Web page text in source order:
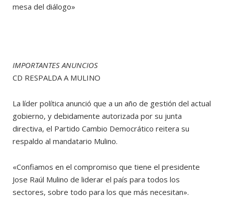
mesa del diálogo»
IMPORTANTES ANUNCIOS
CD RESPALDA A MULINO
La líder política anunció que a un año de gestión del actual
gobierno, y debidamente autorizada por su junta
directiva, el Partido Cambio Democrático reitera su
respaldo al mandatario Mulino.
«Confiamos en el compromiso que tiene el presidente
Jose Raúl Mulino de liderar el país para todos los
sectores, sobre todo para los que más necesitan».